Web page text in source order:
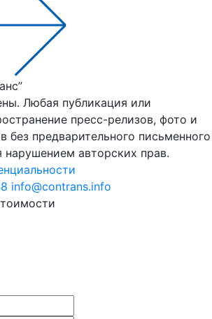
Любая публикация или
пресс-релизов, фото и
без предварительного письменного
нарушением авторских прав.
info@contrans.info